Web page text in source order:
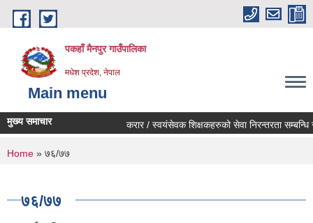
Skip to main content
पकहाँ मैनपुर गाउँपालिका
मधेश प्रदेश, नेपाल
Main menu
मुख्य समाचार करार / स्वयंसेवक शिक्षकहरुको सेवा निरन्तरता सम्बन्धि
You are here
Home » ७६/७७
७६/७७